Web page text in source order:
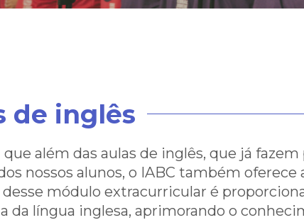
de inglês
que além das aulas de inglês, que já
nossos alunos, o IABC também oferece
módulo extracurricular é
da língua inglesa, aprimorando o
pedimos sua compreensão e
falar diretamente conosco